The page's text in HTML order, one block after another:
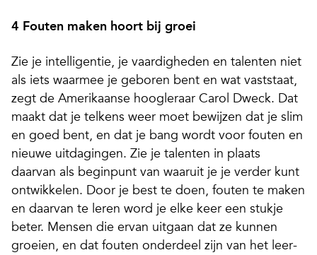
4 Fouten maken hoort bij groei
Zie je intelligentie, je vaardigheden en talenten niet
als iets waarmee je geboren bent en wat vaststaat,
zegt de Amerikaanse hoogleraar Carol Dweck. Dat
maakt dat je telkens weer moet bewijzen dat je slim
en goed bent, en dat je bang wordt voor fouten en
nieuwe uitdagingen. Zie je talenten in plaats
daarvan als beginpunt van waaruit je je verder kunt
ontwikkelen. Door je best te doen, fouten te maken
en daarvan te leren word je elke keer een stukje
beter. Mensen die ervan uitgaan dat ze kunnen
groeien, en dat fouten onderdeel zijn van het leer­